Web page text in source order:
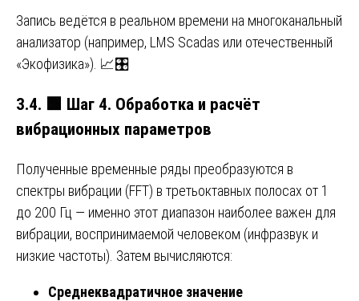
Запись ведётся в реальном времени на многоканальный
анализатор (например, LMS Scadas или отечественный
«Экофизика»). 📈🎛️
3.4. 🟩 Шаг 4. Обработка и расчёт
вибрационных параметров
Полученные временные ряды преобразуются в
спектры вибрации (FFT) в третьоктавных полосах от 1
до 200 Гц — именно этот диапазон наиболее важен для
вибрации, воспринимаемой человеком (инфразвук и
низкие частоты). Затем вычисляются:
Среднеквадратичное значение